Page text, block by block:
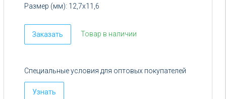
Размер (мм): 12,7х11,6
Заказать Товар в наличии
Специальные условия для оптовых покупателей
Узнать